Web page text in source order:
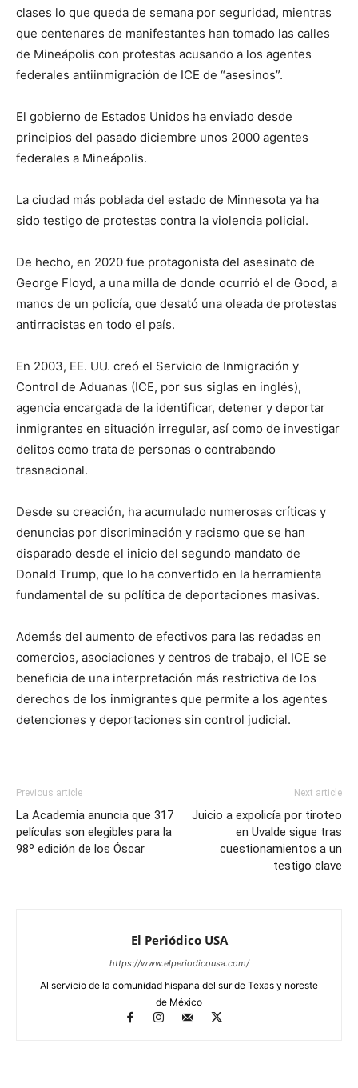
clases lo que queda de semana por seguridad, mientras
que centenares de manifestantes han tomado las calles
de Mineápolis con protestas acusando a los agentes
federales antiinmigración de ICE de “asesinos”.
El gobierno de Estados Unidos ha enviado desde
principios del pasado diciembre unos 2000 agentes
federales a Mineápolis.
La ciudad más poblada del estado de Minnesota ya ha
sido testigo de protestas contra la violencia policial.
De hecho, en 2020 fue protagonista del asesinato de
George Floyd, a una milla de donde ocurrió el de Good, a
manos de un policía, que desató una oleada de protestas
antirracistas en todo el país.
En 2003, EE. UU. creó el Servicio de Inmigración y
Control de Aduanas (ICE, por sus siglas en inglés),
agencia encargada de la identificar, detener y deportar
inmigrantes en situación irregular, así como de investigar
delitos como trata de personas o contrabando
trasnacional.
Desde su creación, ha acumulado numerosas críticas y
denuncias por discriminación y racismo que se han
disparado desde el inicio del segundo mandato de
Donald Trump, que lo ha convertido en la herramienta
fundamental de su política de deportaciones masivas.
Además del aumento de efectivos para las redadas en
comercios, asociaciones y centros de trabajo, el ICE se
beneficia de una interpretación más restrictiva de los
derechos de los inmigrantes que permite a los agentes
detenciones y deportaciones sin control judicial.
Previous article
La Academia anuncia que 317
películas son elegibles para la
98º edición de los Óscar
Next article
Juicio a expolicía por tiroteo
en Uvalde sigue tras
cuestionamientos a un
testigo clave
El Periódico USA
https://www.elperiodicousa.com/
Al servicio de la comunidad hispana del sur de Texas y noreste
de México